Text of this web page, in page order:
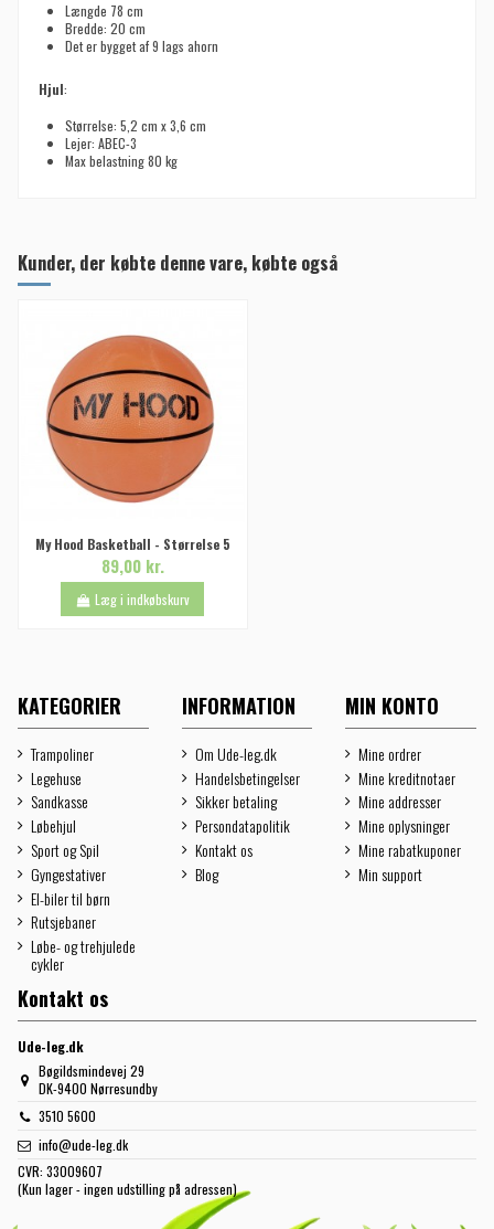
Længde 78 cm
Bredde: 20 cm
Det er bygget af 9 lags ahorn
Hjul:
Størrelse: 5,2 cm x 3,6 cm
Lejer: ABEC-3
Max belastning 80 kg
Kunder, der købte denne vare, købte også
My Hood Basketball - Størrelse 5
89,00 kr.
Læg i indkøbskurv
KATEGORIER
Trampoliner
Legehuse
Sandkasse
Løbehjul
Sport og Spil
Gyngestativer
El-biler til børn
Rutsjebaner
Løbe- og trehjulede
cykler
INFORMATION
Om Ude-leg.dk
Handelsbetingelser
Sikker betaling
Persondatapolitik
Kontakt os
Blog
MIN KONTO
Mine ordrer
Mine kreditnotaer
Mine addresser
Mine oplysninger
Mine rabatkuponer
Min support
Kontakt os
Ude-leg.dk
Bøgildsmindevej 29
DK-9400 Nørresundby
3510 5600
info@ude-leg.dk
CVR: 33009607
(Kun lager - ingen udstilling på adressen)